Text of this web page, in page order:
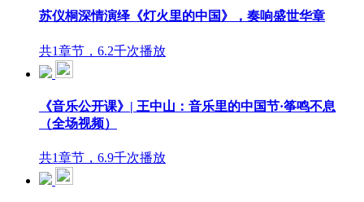
苏仪桐深情演绎《灯火里的中国》，奏响盛世华章
共1章节，6.2千次播放
《音乐公开课》| 王中山：音乐里的中国节·筝鸣不息
（全场视频）
共1章节，6.9千次播放